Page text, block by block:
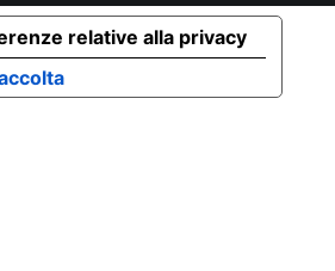
relative alla privacy